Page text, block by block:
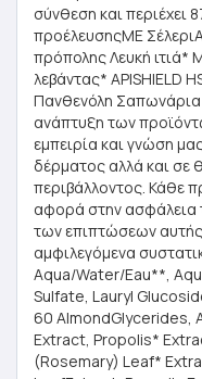
σύνθεση και περιέχει
προέλευσηςΜΕ
πρόπολης Λευκή ιτιά*
λεβάντας* APISHIELD
Πανθενόλη
ανάπτυξη των
εμπειρία και γνώση
δέρματος αλλά και σε
περιβάλλοντος. Κάθε
αφορά στην ασφάλεια
των επιπτώσεων
αμφιλεγόμενα
Aqua/Water/Eau**,
Sulfate, Lauryl
60 AlmondGlycerides,
Extract, Propolis*
(Rosemary) Leaf*